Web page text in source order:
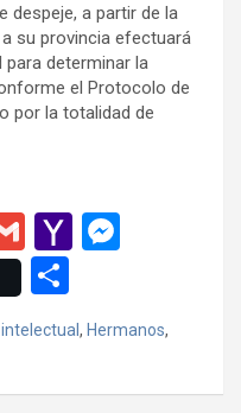
despeje, a partir de la
su provincia efectuará
determinar la
el Protocolo de
por la totalidad de
G
m
ail
Y
o
o
n
g
o
m
p
, Hermanos,